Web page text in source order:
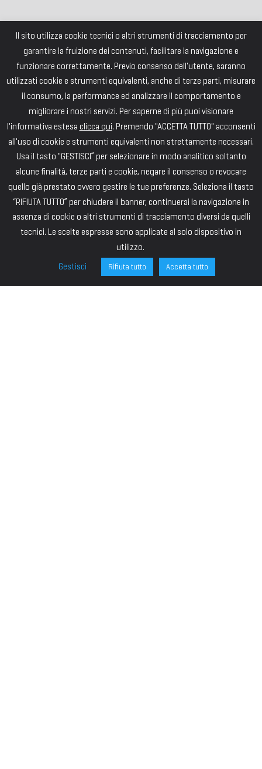
Il sito utilizza cookie tecnici o altri strumenti di tracciamento per
garantire la fruizione dei contenuti, facilitare la navigazione e
funzionare correttamente. Previo consenso dell'utente, saranno
utilizzati cookie e strumenti equivalenti, anche di terze parti, misurare
il consumo, la performance ed analizzare il comportamento e
migliorare i nostri servizi. Per saperne di più puoi visionare
l'informativa estesa clicca qui. Premendo "ACCETTA TUTTO" acconsenti
all'uso di cookie e strumenti equivalenti non strettamente necessari.
Usa il tasto "GESTISCI” per selezionare in modo analitico soltanto
alcune finalità, terze parti e cookie, negare il consenso o revocare
quello già prestato ovvero gestire le tue preferenze. Seleziona il tasto
“RIFIUTA TUTTO” per chiudere il banner, continuerai la navigazione in
assenza di cookie o altri strumenti di tracciamento diversi da quelli
tecnici. Le scelte espresse sono applicate al solo dispositivo in
utilizzo.
Gestisci
Rifiuta tutto Accetta tutto